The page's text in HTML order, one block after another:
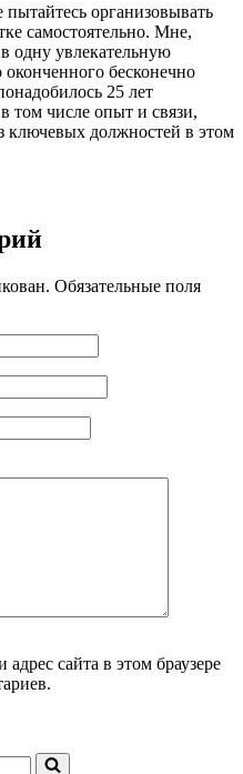
организовывать
самостоятельно. Мне,
одну увлекательную
бесконечно
25 лет
том числе опыт и связи,
должностей в этом
Обязательные поля
сайта в этом браузере